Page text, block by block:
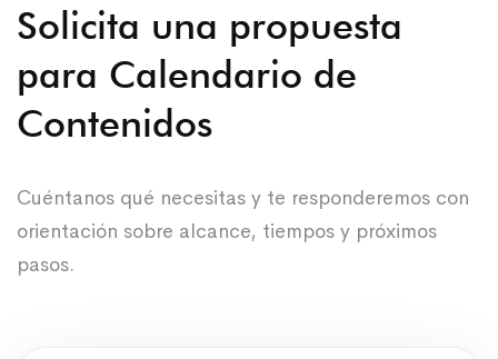
Solicita una propuesta
para Calendario de
Contenidos
Cuéntanos qué necesitas y te responderemos con
orientación sobre alcance, tiempos y próximos
pasos.